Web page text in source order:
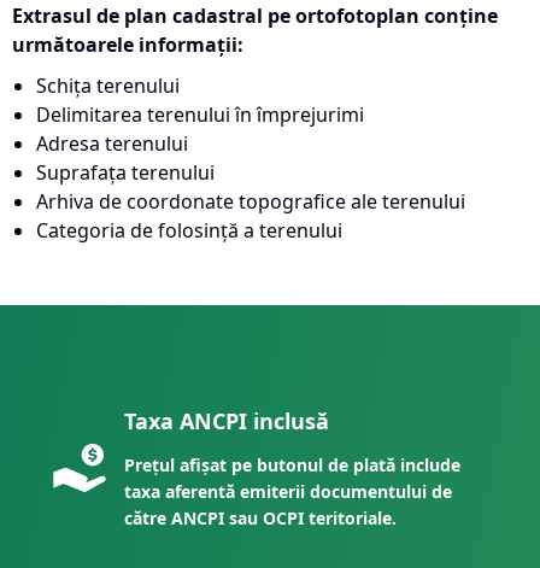
Extrasul de plan cadastral pe ortofotoplan conține
următoarele informații:
Schița terenului
Delimitarea terenului în împrejurimi
Adresa terenului
Suprafața terenului
Arhiva de coordonate topografice ale terenului
Categoria de folosință a terenului
Taxa ANCPI inclusă
Prețul afișat pe butonul de plată include
taxa aferentă emiterii documentului de
către ANCPI sau OCPI teritoriale.